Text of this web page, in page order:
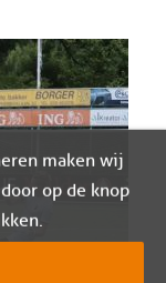
maken wij
op de knop